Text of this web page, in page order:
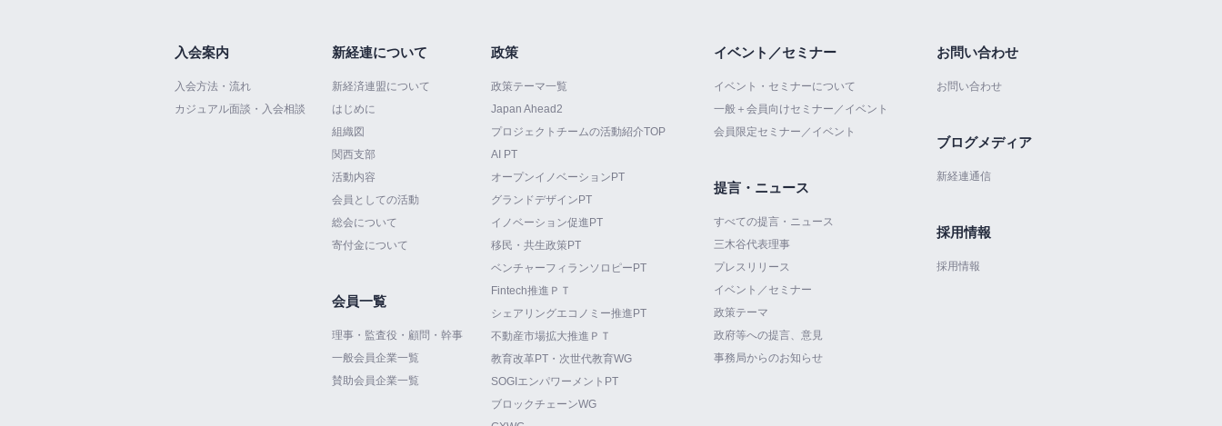
入会案内
入会方法・流れ
カジュアル面談・入会相談
新経連について
新経済連盟について
はじめに
組織図
関西支部
活動内容
会員としての活動
総会について
寄付金について
会員一覧
理事・監査役・顧問・幹事
一般会員企業一覧
賛助会員企業一覧
政策
政策テーマ一覧
Japan Ahead2
プロジェクトチームの活動紹介TOP
AI PT
オープンイノベーションPT
グランドデザインPT
イノベーション促進PT
移民・共生政策PT
ベンチャーフィランソロピーPT
Fintech推進ＰＴ
シェアリングエコノミー推進PT
不動産市場拡大推進ＰＴ
教育改革PT・次世代教育WG
SOGIエンパワーメントPT
ブロックチェーンWG
イベント／セミナー
イベント・セミナーについて
一般＋会員向けセミナー／イベント
会員限定セミナー／イベント
提言・ニュース
すべての提言・ニュース
三木谷代表理事
プレスリリース
イベント／セミナー
政策テーマ
政府等への提言、意見
事務局からのお知らせ
お問い合わせ
お問い合わせ
ブログメディア
新経連通信
採用情報
採用情報